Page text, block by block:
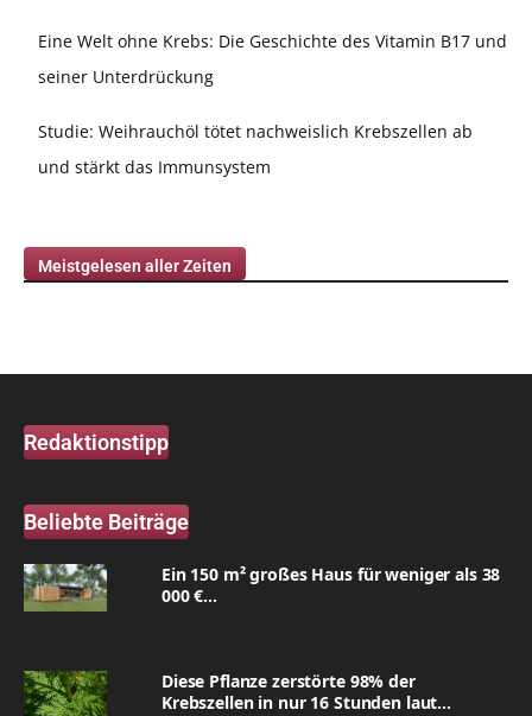
Eine Welt ohne Krebs: Die Geschichte des Vitamin B17 und
seiner Unterdrückung
Studie: Weihrauchöl tötet nachweislich Krebszellen ab
und stärkt das Immunsystem
Meistgelesen aller Zeiten
Redaktionstipp
Beliebte Beiträge
Ein 150 m² großes Haus für weniger als 38
000 €...
Diese Pflanze zerstörte 98% der
Krebszellen in nur 16 Stunden laut...